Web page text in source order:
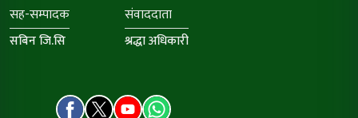
सह-सम्पादक
सबिन जि.सि
संवाददाता
श्रद्धा अधिकारी